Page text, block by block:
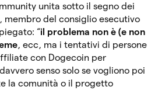
unita sotto il segno dei
, membro del consiglio esecutivo
“il problema non è (e non
, ecc, ma i tentativi di persone
con Dogecoin per
senso solo se vogliono poi
la comunità o il progetto